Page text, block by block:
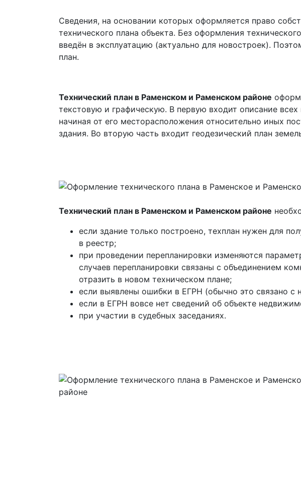
Сведения, на основании которых оформляется право
технического плана объекта. Без оформления
введён в эксплуатацию (актуально для новостроек).
план.
Технический план в Раменском и Раменском районе
текстовую и графическую. В первую входит описание
начиная от его месторасположения относительно иных
здания. Во вторую часть входит геодезический план
Технический план в Раменском и Раменском районе
если здание только построено, техплан нужен для
в реестр;
при проведении перепланировки изменяются
случаев перепланировки связаны с объединением
отразить в новом техническом плане;
если выявлены ошибки в ЕГРН (обычно это связано с
если в ЕГРН вовсе нет сведений об объекте
при участии в судебных заседаниях.